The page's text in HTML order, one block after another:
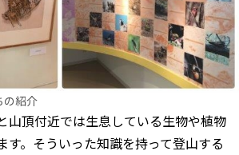
の紹介
山頂付近では生息している生物や植物
す。そういった知識を持って登山する